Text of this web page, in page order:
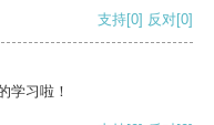
支持[0] 反对[0]
学习啦！